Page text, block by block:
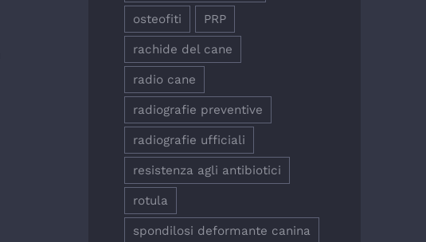
osteofiti PRP
rachide del cane
radio cane
radiografie preventive
radiografie ufficiali
resistenza agli antibiotici
rotula
spondilosi deformante canina